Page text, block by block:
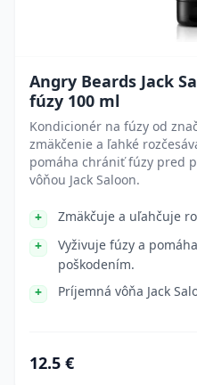
Angry Beards Jack
fúzy 100 ml
Kondicionér na fúzy od
zmäkčenie a ľahké
pomáha chrániť fúzy pred
vôňou Jack Saloon.
Zmäkčuje a uľahčuje
Vyživuje fúzy a
poškodením.
Príjemná vôňa Jack
12.5 €